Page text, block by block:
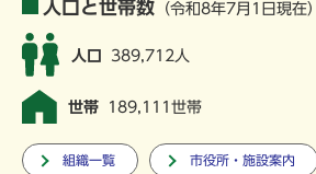
人口と世帯数 （令和8年7月1日現在）
人口 389,712人
世帯 189,111世帯
組織一覧 市役所・施設案内